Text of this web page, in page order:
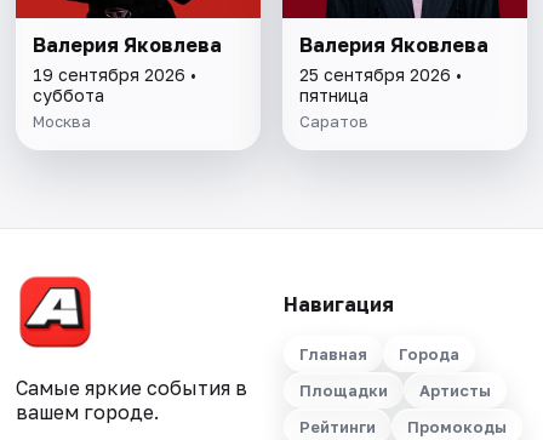
Валерия Яковлева
19 сентября 2026 •
суббота
Москва
Валерия Яковлева
25 сентября 2026 •
пятница
Саратов
Самые яркие события в
вашем городе.
Навигация
Главная
Города
Площадки
Артисты
Рейтинги
Промокоды